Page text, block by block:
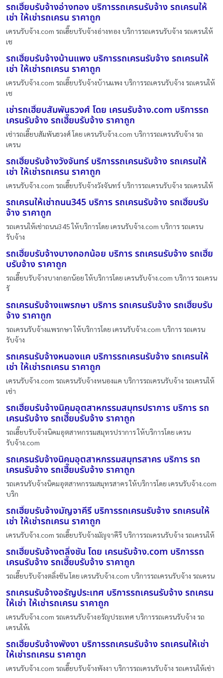
รถเฮี๊ยบรับจ้างอ่างทอง บริการรถเครนรับจ้าง รถเครนให้
เช่า ให้เช่ารถเครน ราคาถูก
เครนรับจ้าง.com รถเฮี๊ยบรับจ้างอ่างทอง บริการรถเครนรับจ้าง รถเครนให้
เช
รถเฮี๊ยบรับจ้างบ้านแพง บริการรถเครนรับจ้าง รถเครนให้
เช่า ให้เช่ารถเครน ราคาถูก
เครนรับจ้าง.com รถเฮี๊ยบรับจ้างบ้านแพง บริการรถเครนรับจ้าง รถเครนให้
เช
เช่ารถเฮี๊ยบสัมพันธวงศ์ โดย เครนรับจ้าง.com บริการรถ
เครนรับจ้าง รถเฮี๊ยบรับจ้าง ราคาถูก
เช่ารถเฮี๊ยบสัมพันธวงศ์ โดย เครนรับจ้าง.com บริการรถเครนรับจ้าง รถ
เครน
รถเฮี๊ยบรับจ้างวังจันทร์ บริการรถเครนรับจ้าง รถเครนให้
เช่า ให้เช่ารถเครน ราคาถูก
เครนรับจ้าง.com รถเฮี๊ยบรับจ้างวังจันทร์ บริการรถเครนรับจ้าง รถเครนให้
รถเครนให้เช่าถนน345 บริการ รถเครนรับจ้าง รถเฮี๊ยบรับ
จ้าง ราคาถูก
รถเครนให้เช่าถนน345 ให้บริการโดย เครนรับจ้าง.com บริการ รถเครน
รับจ้าง
รถเฮี๊ยบรับจ้างบางกอกน้อย บริการ รถเครนรับจ้าง รถเฮี๊ย
บรับจ้าง ราคาถูก
รถเฮี๊ยบรับจ้างบางกอกน้อย ให้บริการโดย เครนรับจ้าง.com บริการ รถเครน
รั
รถเครนรับจ้างแพรกษา บริการ รถเครนรับจ้าง รถเฮี๊ยบรับ
จ้าง ราคาถูก
รถเครนรับจ้างแพรกษา ให้บริการโดย เครนรับจ้าง.com บริการ รถเครน
รับจ้าง
รถเครนรับจ้างหนองแค บริการรถเครนรับจ้าง รถเครนให้
เช่า ให้เช่ารถเครน ราคาถูก
เครนรับจ้าง.com รถเครนรับจ้างหนองแค บริการรถเครนรับจ้าง รถเครนให้
เช่า
รถเฮี๊ยบรับจ้างนิคมอุตสาหกรรมสมุทรปราการ บริการ รถ
เครนรับจ้าง รถเฮี๊ยบรับจ้าง ราคาถูก
รถเฮี๊ยบรับจ้างนิคมอุตสาหกรรมสมุทรปราการ ให้บริการโดย เครน
รับจ้าง.com
รถเครนรับจ้างนิคมอุตสาหกรรมสมุทรสาคร บริการ รถ
เครนรับจ้าง รถเฮี๊ยบรับจ้าง ราคาถูก
รถเครนรับจ้างนิคมอุตสาหกรรมสมุทรสาคร ให้บริการโดย เครนรับจ้าง.com
บริก
รถเฮี๊ยบรับจ้างมัญจาคีรี บริการรถเครนรับจ้าง รถเครนให้
เช่า ให้เช่ารถเครน ราคาถูก
เครนรับจ้าง.com รถเฮี๊ยบรับจ้างมัญจาคีรี บริการรถเครนรับจ้าง รถเครนให้
รถเฮี๊ยบรับจ้างตลิ่งชัน โดย เครนรับจ้าง.com บริการรถ
เครนรับจ้าง รถเฮี๊ยบรับจ้าง ราคาถูก
รถเฮี๊ยบรับจ้างตลิ่งชัน โดย เครนรับจ้าง.com บริการรถเครนรับจ้าง รถเครน
รถเครนรับจ้างอรัญประเทศ บริการรถเครนรับจ้าง รถเครน
ให้เช่า ให้เช่ารถเครน ราคาถูก
เครนรับจ้าง.com รถเครนรับจ้างอรัญประเทศ บริการรถเครนรับจ้าง รถ
เครนให้เ
รถเฮี๊ยบรับจ้างพังงา บริการรถเครนรับจ้าง รถเครนให้เช่า
ให้เช่ารถเครน ราคาถูก
เครนรับจ้าง.com รถเฮี๊ยบรับจ้างพังงา บริการรถเครนรับจ้าง รถเครนให้เช่า